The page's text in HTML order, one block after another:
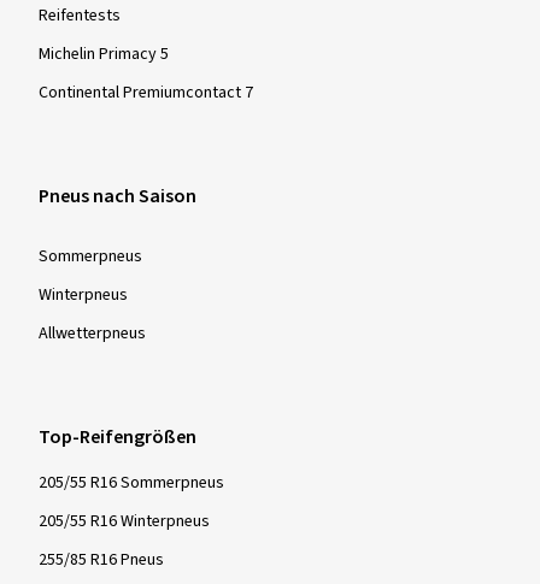
Reifentests
Michelin Primacy 5
Continental Premiumcontact 7
Pneus nach Saison
Sommer­pneus
Winter­pneus
Allwetter­pneus
Top-Reifengrößen
205/55 R16 Sommerpneus
205/55 R16 Winterpneus
255/85 R16 Pneus